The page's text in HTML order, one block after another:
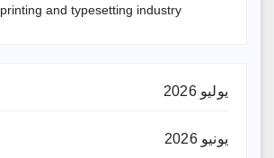
printing and typesetting industry.
يوليو 2026
يونيو 2026